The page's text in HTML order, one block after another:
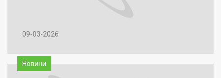
09-03-2026
Новини